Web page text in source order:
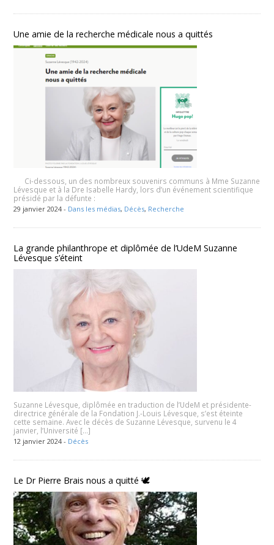
Une amie de la recherche médicale nous a quittés
Ci-dessous, un des nombreux souvenirs communs à Mme Suzanne
Lévesque et à la Dre Isabelle Hardy, lors d’un événement scientifique
présidé par la défunte :
29 janvier 2024 - Dans les médias, Décès, Recherche
La grande philanthrope et diplômée de l’UdeM Suzanne
Lévesque s’éteint
Suzanne Lévesque, diplômée en traduction de l’UdeM et présidente-
directrice générale de la Fondation J.-Louis Lévesque, s’est éteinte
cette semaine. Avec le décès de Suzanne Lévesque, survenu le 4
janvier, l’Université […]
12 janvier 2024 - Décès
Le Dr Pierre Brais nous a quitté 🕊